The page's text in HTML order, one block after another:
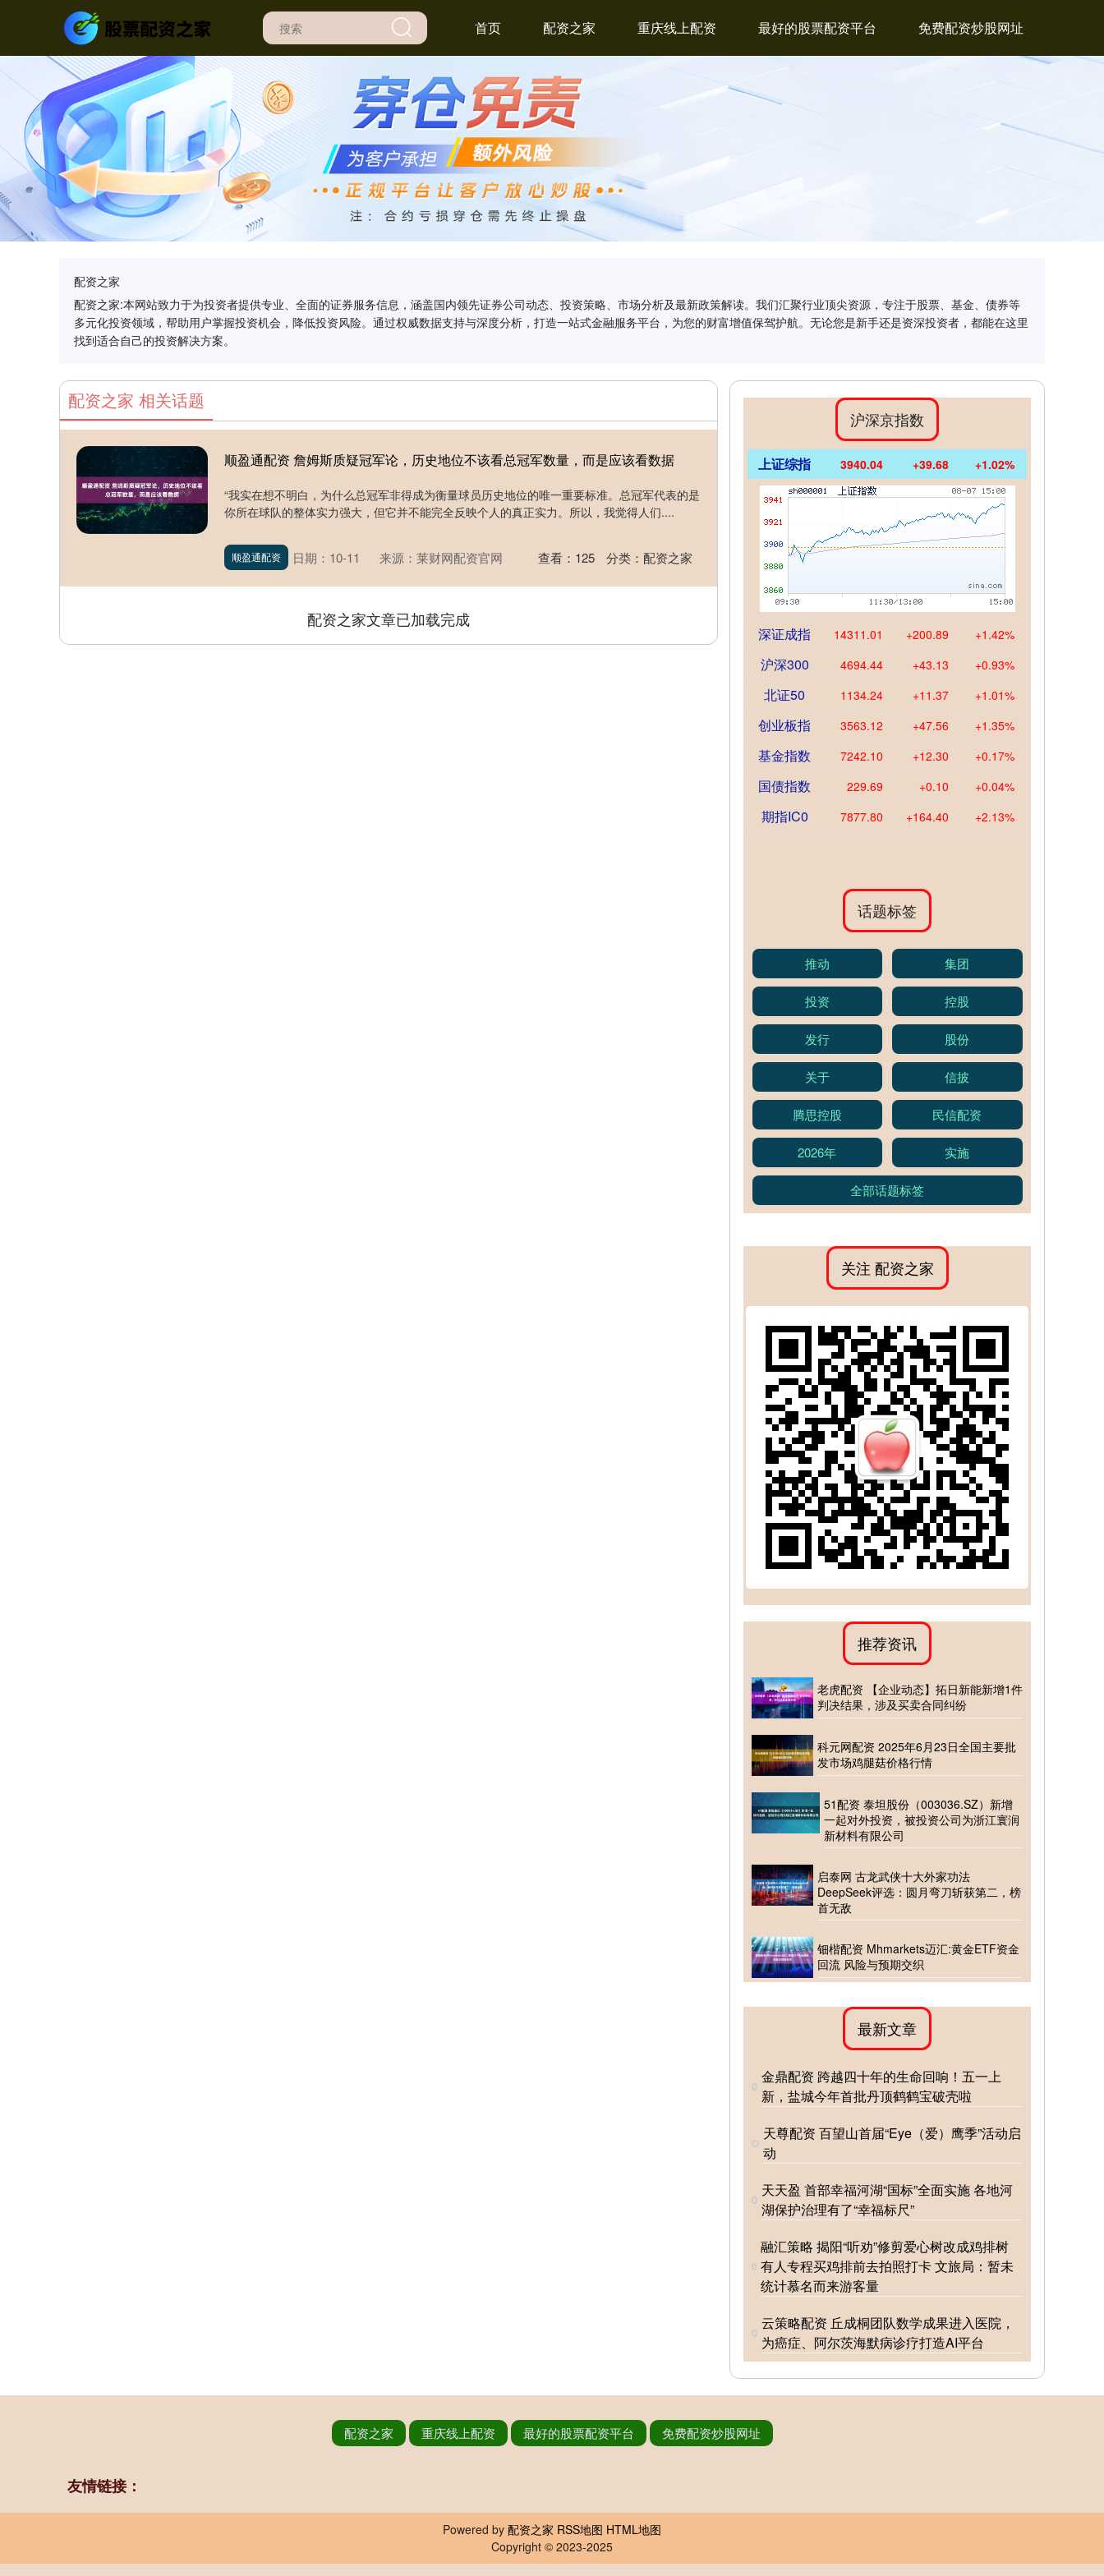
首页 配资之家 重庆线上配资 最好的股票配资平台 免费配资炒股网址
配资之家
配资之家:本网站致力于为投资者提供专业、全面的证券服务信息，涵盖国内领先证券公司动态、投资策略、市场分析及最新政策解读。我们汇聚行业顶尖资源，专注于股票、基金、债券等
多元化投资领域，帮助用户掌握投资机会，降低投资风险。通过权威数据支持与深度分析，打造一站式金融服务平台，为您的财富增值保驾护航。无论您是新手还是资深投资者，都能在这里
找到适合自己的投资解决方案。
配资之家 相关话题
顺盈通配资 詹姆斯质疑冠军论，历史地位不该看总冠军数量，而是应该看数据
“我实在想不明白，为什么总冠军非得成为衡量球员历史地位的唯一重要标准。总冠军代表的是
你所在球队的整体实力强大，但它并不能完全反映个人的真正实力。所以，我觉得人们....
顺盈通配资 日期：10-11 来源：莱财网配资官网 查看： 125 分类： 配资之家
配资之家文章已加载完成
沪深京指数
上证综指 3940.04 +39.68 +1.02%
深证成指 14311.01 +200.89 +1.42%
沪深300 4694.44 +43.13 +0.93%
北证50 1134.24 +11.37 +1.01%
创业板指 3563.12 +47.56 +1.35%
基金指数 7242.10 +12.30 +0.17%
国债指数 229.69 +0.10 +0.04%
期指IC0 7877.80 +164.40 +2.13%
话题标签
推动 集团
投资 控股
发行 股份
关于 信披
腾思控股 民信配资
2026年 实施
全部话题标签
关注 配资之家
推荐资讯
老虎配资 【企业动态】拓日新能新增1件
判决结果，涉及买卖合同纠纷
科元网配资 2025年6月23日全国主要批
发市场鸡腿菇价格行情
51配资 泰坦股份（003036.SZ）新增
一起对外投资，被投资公司为浙江寰润
新材料有限公司
启泰网 古龙武侠十大外家功法
DeepSeek评选：圆月弯刀斩获第二，榜
首无敌
钿楷配资 Mhmarkets迈汇:黄金ETF资金
回流 风险与预期交织
最新文章
金鼎配资 跨越四十年的生命回响！五一上
新，盐城今年首批丹顶鹤鹤宝破壳啦
天尊配资 百望山首届“Eye（爱）鹰季”活动启
动
天天盈 首部幸福河湖“国标”全面实施 各地河
湖保护治理有了“幸福标尺”
融汇策略 揭阳“听劝”修剪爱心树改成鸡排树
有人专程买鸡排前去拍照打卡 文旅局：暂未
统计慕名而来游客量
云策略配资 丘成桐团队数学成果进入医院，
为癌症、阿尔茨海默病诊疗打造AI平台
配资之家 重庆线上配资 最好的股票配资平台 免费配资炒股网址
友情链接：
Powered by 配资之家 RSS地图 HTML地图
Copyright © 2023-2025